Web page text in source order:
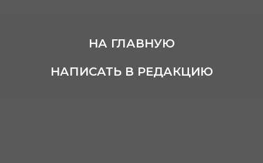
НА ГЛАВНУЮ
НАПИСАТЬ В РЕДАКЦИЮ